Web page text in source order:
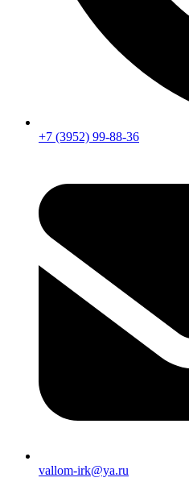
+7 (3952) 99-88-36
vallom-irk@ya.ru